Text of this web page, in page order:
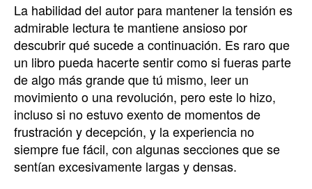
La habilidad del autor para mantener la tensión es
admirable lectura te mantiene ansioso por
descubrir qué sucede a continuación. Es raro que
un libro pueda hacerte sentir como si fueras parte
de algo más grande que tú mismo, leer un
movimiento o una revolución, pero este lo hizo,
incluso si no estuvo exento de momentos de
frustración y decepción, y la experiencia no
siempre fue fácil, con algunas secciones que se
sentían excesivamente largas y densas.